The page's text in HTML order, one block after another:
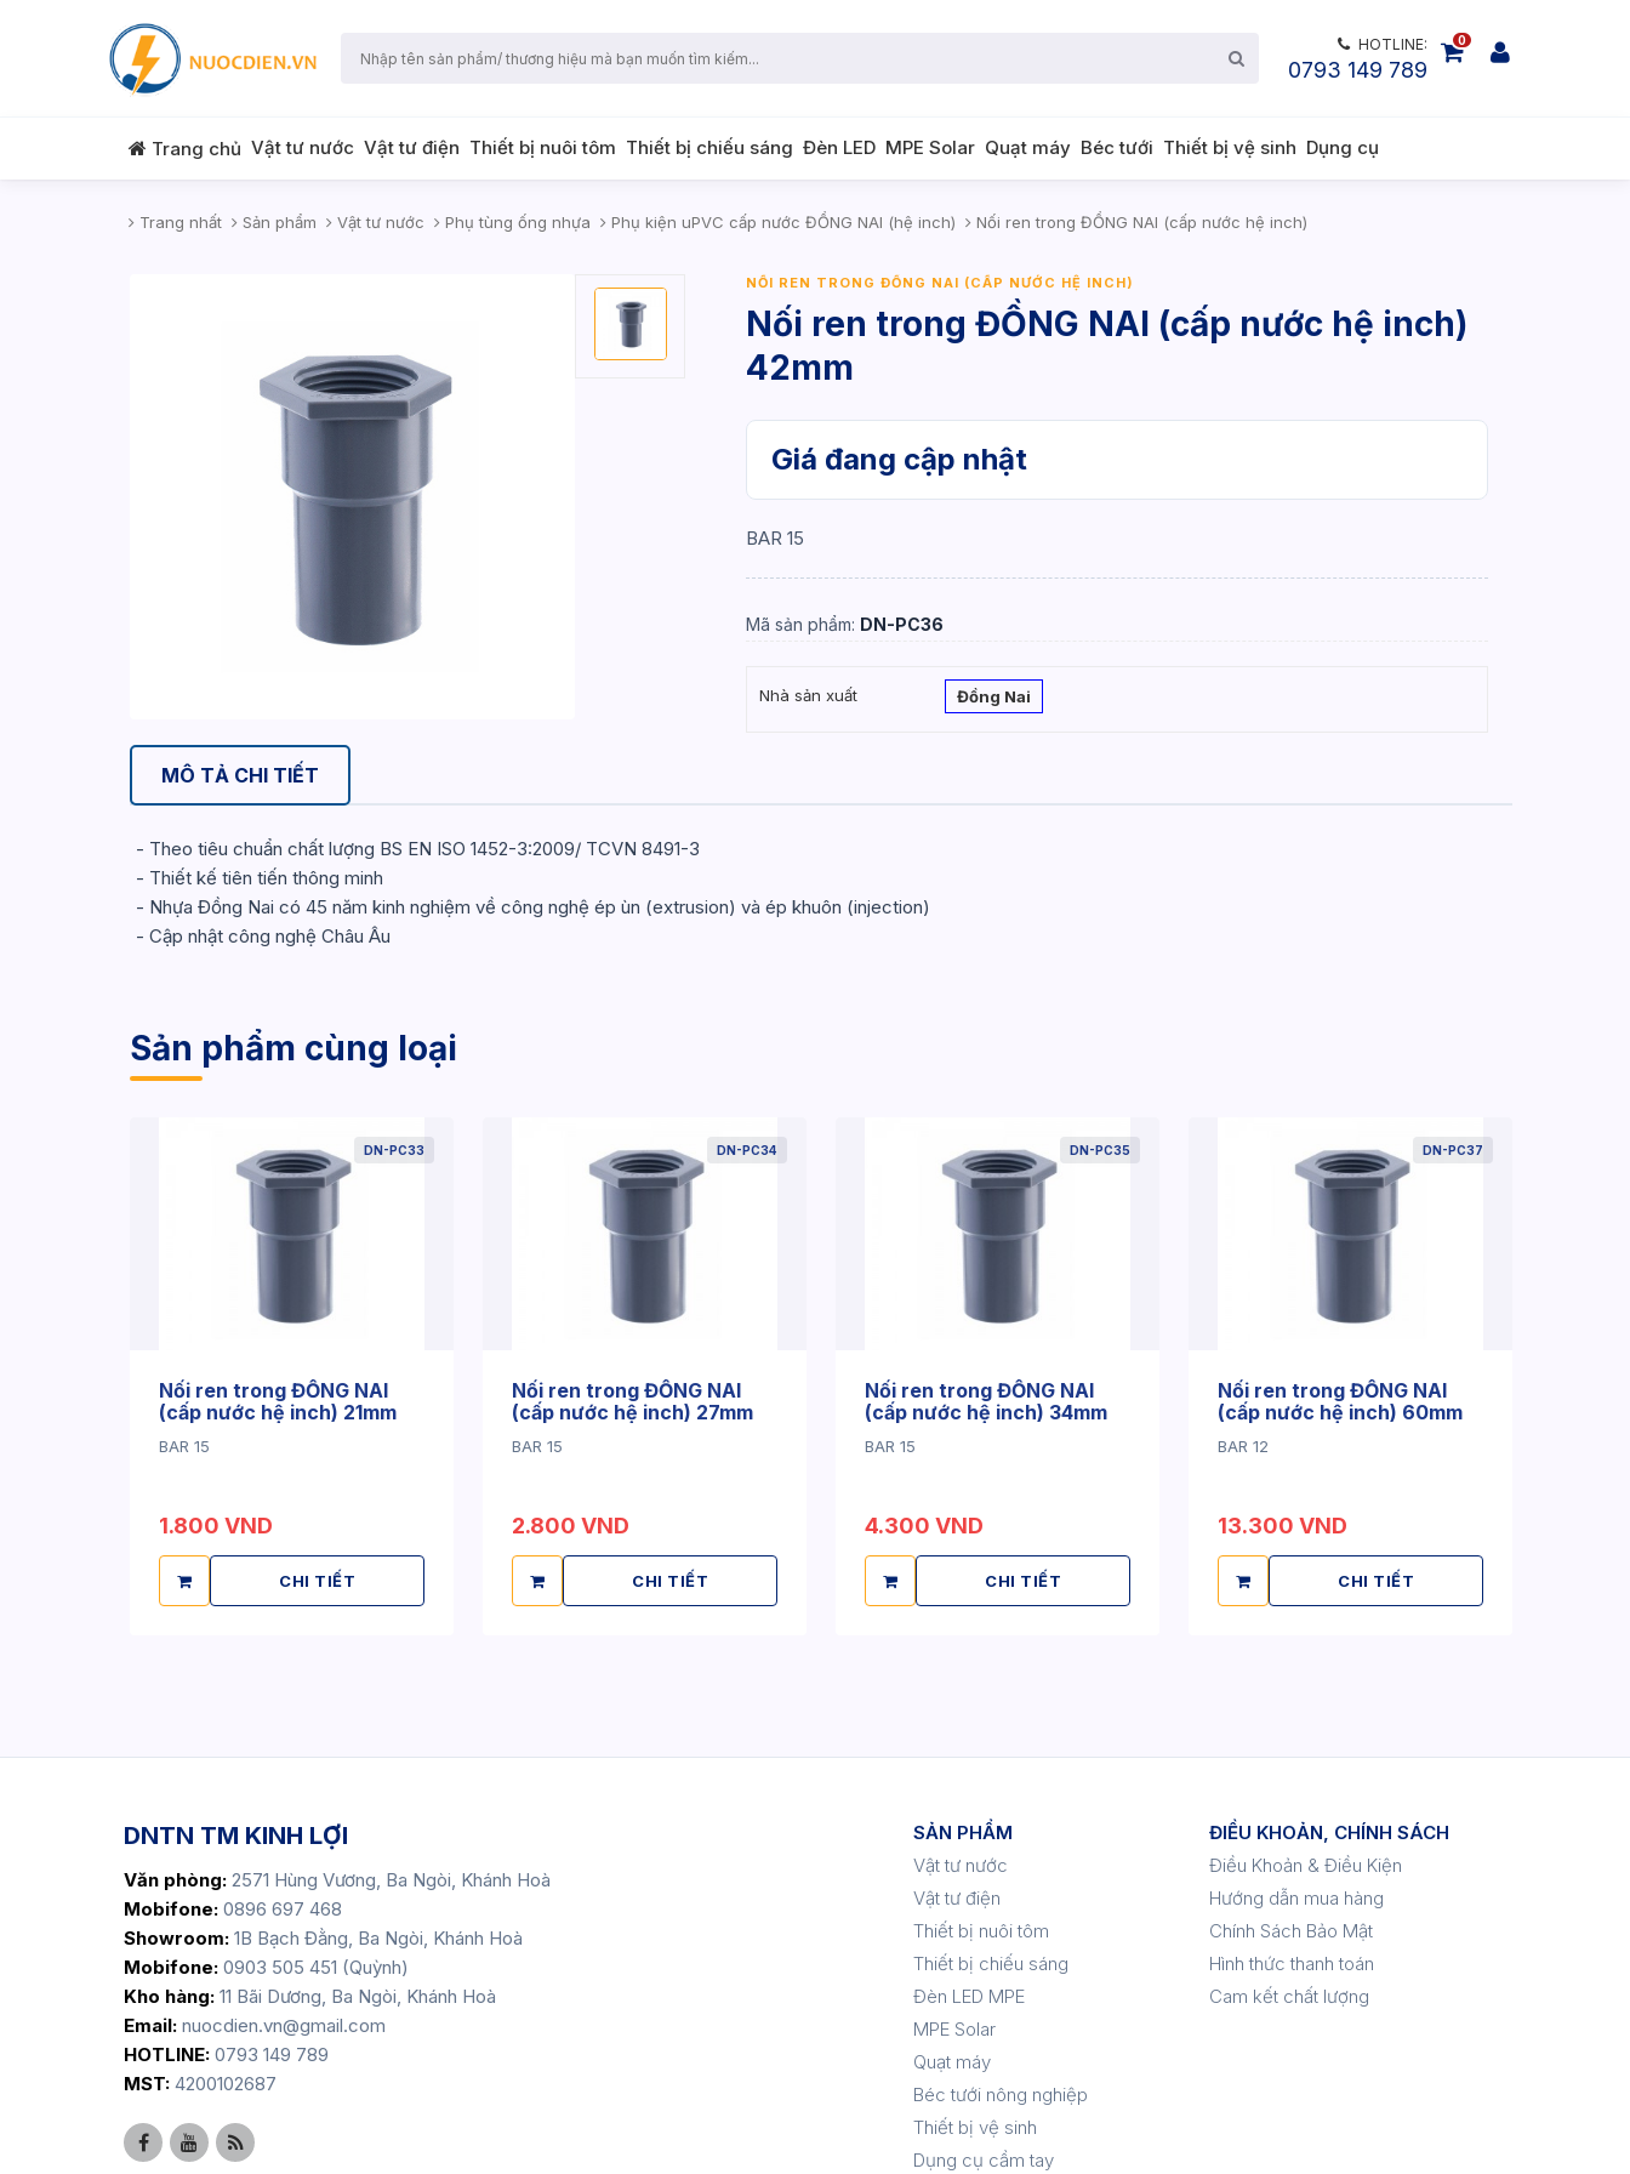
HOTLINE:
0793 149 789
0
Trang chủ Vật tư nước Vật tư điện Thiết bị nuôi tôm Thiết bị chiếu sáng Đèn LED MPE Solar Quạt máy Béc tưới Thiết bị vệ sinh Dụng cụ
Trang nhất Sản phẩm Vật tư nước Phụ tùng ống nhựa Phụ kiện uPVC cấp nước ĐỒNG NAI (hệ inch) Nối ren trong ĐỒNG NAI (cấp nước hệ inch)
NỐI REN TRONG ĐỒNG NAI (CẤP NƯỚC HỆ INCH)
Nối ren trong ĐỒNG NAI (cấp nước hệ inch)
42mm
Giá đang cập nhật
BAR 15
Mã sản phẩm: DN-PC36
Nhà sản xuất Đồng Nai
MÔ TẢ CHI TIẾT
- Theo tiêu chuẩn chất lượng BS EN ISO 1452-3:2009/ TCVN 8491-3
- Thiết kế tiên tiến thông minh
- Nhựa Đồng Nai có 45 năm kinh nghiệm về công nghệ ép ùn (extrusion) và ép khuôn (injection)
- Cập nhật công nghệ Châu Âu
Sản phẩm cùng loại
DN-PC33
Nối ren trong ĐỒNG NAI
(cấp nước hệ inch) 21mm
BAR 15
1.800 VND
CHI TIẾT
DN-PC34
Nối ren trong ĐỒNG NAI
(cấp nước hệ inch) 27mm
BAR 15
2.800 VND
CHI TIẾT
DN-PC35
Nối ren trong ĐỒNG NAI
(cấp nước hệ inch) 34mm
BAR 15
4.300 VND
CHI TIẾT
DN-PC37
Nối ren trong ĐỒNG NAI
(cấp nước hệ inch) 60mm
BAR 12
13.300 VND
CHI TIẾT
DNTN TM KINH LỢI
Văn phòng: 2571 Hùng Vương, Ba Ngòi, Khánh Hoà
Mobifone: 0896 697 468
Showroom: 1B Bạch Đằng, Ba Ngòi, Khánh Hoà
Mobifone: 0903 505 451 (Quỳnh)
Kho hàng: 11 Bãi Dương, Ba Ngòi, Khánh Hoà
Email: nuocdien.vn@gmail.com
HOTLINE: 0793 149 789
MST: 4200102687
SẢN PHẨM
Vật tư nước
Vật tư điện
Thiết bị nuôi tôm
Thiết bị chiếu sáng
Đèn LED MPE
MPE Solar
Quạt máy
Béc tưới nông nghiệp
Thiết bị vệ sinh
Dụng cụ cầm tay
ĐIỀU KHOẢN, CHÍNH SÁCH
Điều Khoản & Điều Kiện
Hướng dẫn mua hàng
Chính Sách Bảo Mật
Hình thức thanh toán
Cam kết chất lượng